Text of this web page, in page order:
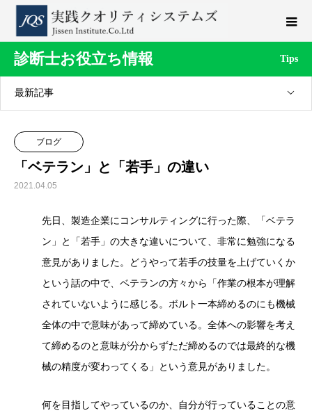
診断士お役立ち情報 Tips
最新記事
ブログ
「ベテラン」と「若手」の違い
2021.04.05
先日、製造企業にコンサルティングに行った際、「ベテラ
ン」と「若手」の大きな違いについて、非常に勉強になる
意見がありました。どうやって若手の技量を上げていくか
という話の中で、ベテランの方々から「作業の根本が理解
されていないように感じる。ボルト一本締めるのにも機械
全体の中で意味があって締めている。全体への影響を考え
て締めるのと意味が分からずただ締めるのでは最終的な機
械の精度が変わってくる」という意見がありました。
何を目指してやっているのか、自分が行っていることの意